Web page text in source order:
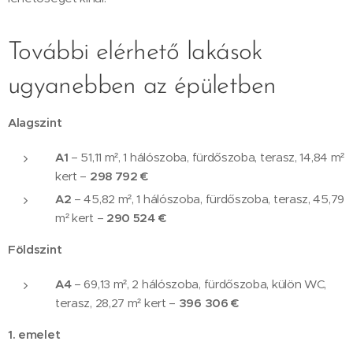
További elérhető lakások
ugyanebben az épületben
Alagszint
A1 – 51,11 m², 1 hálószoba, fürdőszoba, terasz, 14,84 m²
kert – 298 792 €
A2 – 45,82 m², 1 hálószoba, fürdőszoba, terasz, 45,79
m² kert – 290 524 €
Földszint
A4– 69,13 m², 2 hálószoba, fürdőszoba, külön WC,
terasz, 28,27 m² kert – 396 306 €
1. emelet